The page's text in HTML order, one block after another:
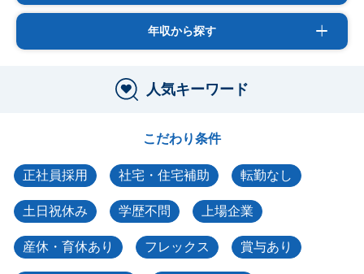
年収から探す
人気キーワード
こだわり条件
正社員採用 社宅・住宅補助 転勤なし
土日祝休み 学歴不問 上場企業
産休・育休あり フレックス 賞与あり